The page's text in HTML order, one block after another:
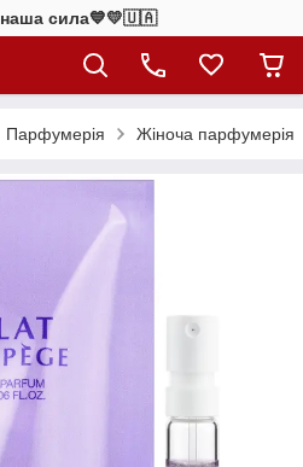
наша сила​💙💛🇺🇦​
Парфумерія Жіноча парфумерія